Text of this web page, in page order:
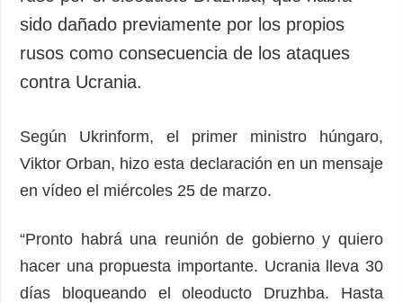
ADICIONAL
Podcasts
Publicaciones
Entrevistas
Video
SERVICIOS
Suscripción
Banco de
sido dañado previamente por los propios
rusos como consecuencia de los ataques
contra Ucrania.
Según Ukrinform, el primer ministro húngaro,
Viktor Orban, hizo esta declaración en un mensaje
en vídeo el miércoles 25 de marzo.
“Pronto habrá una reunión de gobierno y quiero
hacer una propuesta importante. Ucrania lleva 30
días bloqueando el oleoducto Druzhba. Hasta